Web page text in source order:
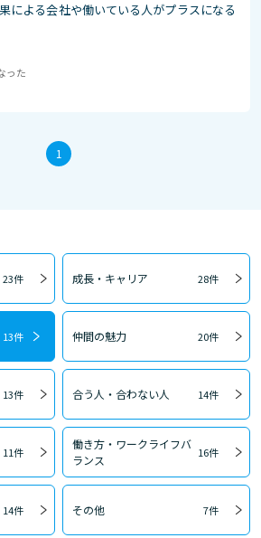
による会社や働いている人がプラスになる
った
1
23件 成長・キャリア 28件
13件 仲間の魅力 20件
13件 合う人・合わない人 14件
11件
働き方・ワークライフバ
ランス
16件
14件 その他 7件